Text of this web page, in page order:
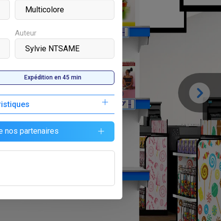
Auteur
Expédition en 45 min
nos partenaires
6 500F